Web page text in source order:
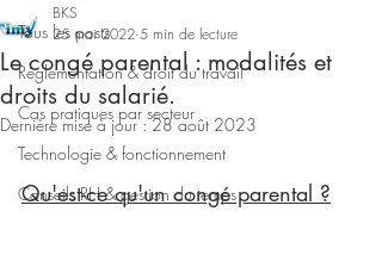
Tous les posts
Réglementation & droit du travail
Cas pratiques par secteur
Technologie & fonctionnement
Conseils RH & gestion du temps
Le congé parental : modalités et
droits du salarié.
BKS
25 mai 2022 5 min de lecture
Dernière mise à jour :28 août 2023
Qu'est-ce qu'un congé parental ?